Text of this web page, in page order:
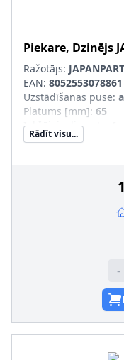
Piekare, Dzinējs
Ražotājs:
EAN: 8052553078861
Uzstādīšanas puse:
Platums [mm]: 65
Iekšējais diametrs
Ārējais diametrs [mm]
Rādīt visu...
-